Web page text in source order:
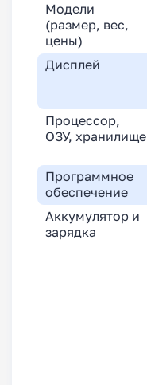
Модели
(размер, вес,
цены)
Дисплей
Процессор,
ОЗУ, хранилище
Программное
обеспечение
Аккумулятор и
зарядка